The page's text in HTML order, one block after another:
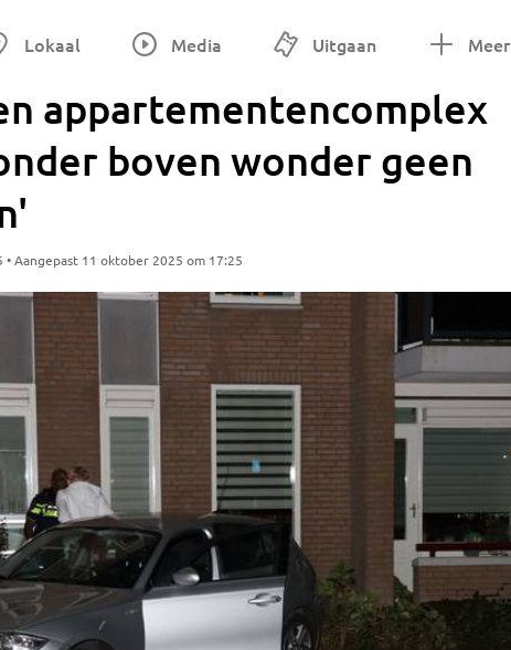
Lokaal Media Uitgaan Meer
appartementencomplex
boven wonder geen
Aangepast 11 oktober 2025 om 17:25